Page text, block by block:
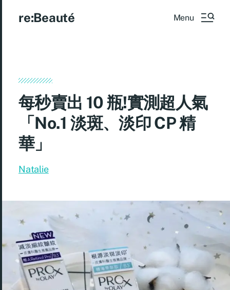
re:Beauté Menu
每秒賣出 10 瓶!實測超人氣
「No.1 淡斑、淡印 CP 精
華」
Natalie